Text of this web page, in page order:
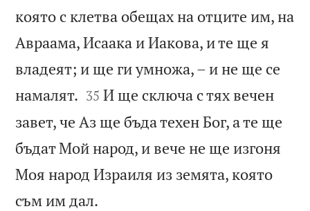
която с клетва обещах на отците им, на
Авраама, Исаака и Иакова, и те ще я
владеят; и ще ги умножа, – и не ще се
намалят. 

35 И ще сключа с тях вечен
завет, че Аз ще бъда техен Бог, а те ще
бъдат Мой народ, и вече не ще изгоня
Моя народ Израиля из земята, която
съм им дал.